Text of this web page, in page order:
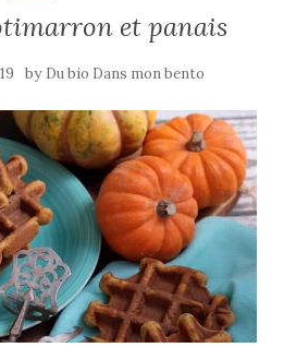
et panais
by Du bio Dans mon bento